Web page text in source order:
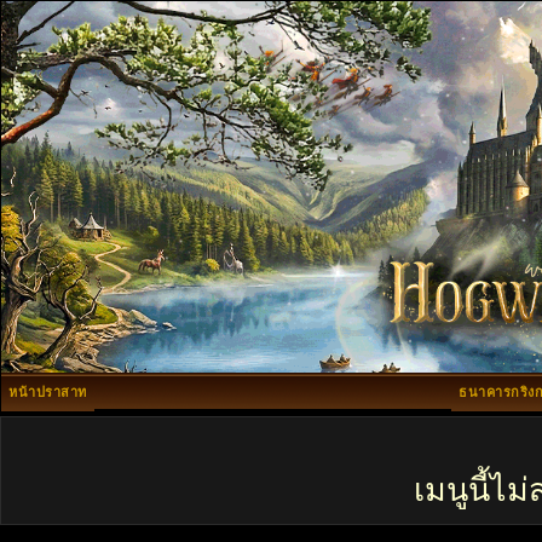
หน้าปราสาท ธนาคารกริง
เมนูนี้ไม่